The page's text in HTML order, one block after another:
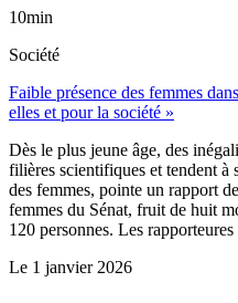
10min
Société
Faible présence des femmes
elles et pour la société »
Dès le plus jeune âge, des
filières scientifiques et tendent à
des femmes, pointe un rapport
femmes du Sénat, fruit de huit
120 personnes. Les
Le 1 janvier 2026